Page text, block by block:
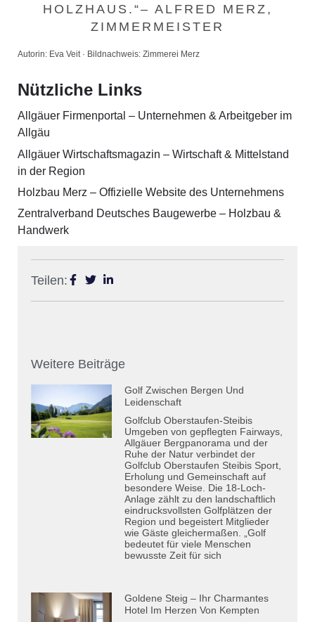
HOLZHAUS.“– ALFRED MERZ,
ZIMMERMEISTER
Autorin: Eva Veit · Bildnachweis: Zimmerei Merz
Nützliche Links
Allgäuer Firmenportal – Unternehmen & Arbeitgeber im
Allgäu
Allgäuer Wirtschaftsmagazin – Wirtschaft & Mittelstand
in der Region
Holzbau Merz – Offizielle Website des Unternehmens
Zentralverband Deutsches Baugewerbe – Holzbau &
Handwerk
Teilen:
Weitere Beiträge
Golf Zwischen Bergen Und
Leidenschaft
Golfclub Oberstaufen-Steibis
Umgeben von gepflegten Fairways,
Allgäuer Bergpanorama und der
Ruhe der Natur verbindet der
Golfclub Oberstaufen Steibis Sport,
Erholung und Gemeinschaft auf
besondere Weise. Die 18-Loch-
Anlage zählt zu den landschaftlich
eindrucksvollsten Golfplätzen der
Region und begeistert Mitglieder
wie Gäste gleichermaßen. „Golf
bedeutet für viele Menschen
bewusste Zeit für sich
Goldene Steig – Ihr Charmantes
Hotel Im Herzen Von Kempten